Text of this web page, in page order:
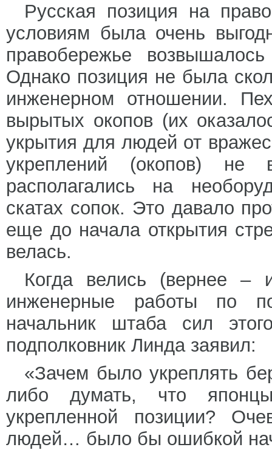
Русская позиция на
условиям была очень
правобережье
Однако позиция не была
инженерном отношении.
вырытых окопов (их
укрытия для людей от
укреплений (окопов) не
располагались на
скатах сопок. Это давало
еще до начала открытия
велась.
Когда велись (вернее –
инженерные работы по
начальник штаба сил
подполковник Линда заявил:
«Зачем было укреплять
либо думать, что
укрепленной позиции?
людей… было бы ошибкой